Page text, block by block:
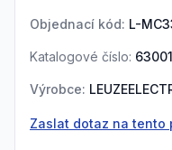
Objednací kód: L-
Katalogové číslo:
Výrobce:
Zaslat dotaz na tento